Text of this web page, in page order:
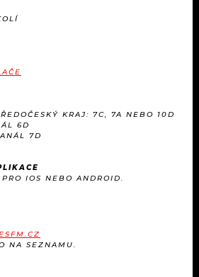
KRAJ: 7C, 7A NEBO 10D
6D
7D
PRO IOS NEBO ANDROID.
NA SEZNAMU.